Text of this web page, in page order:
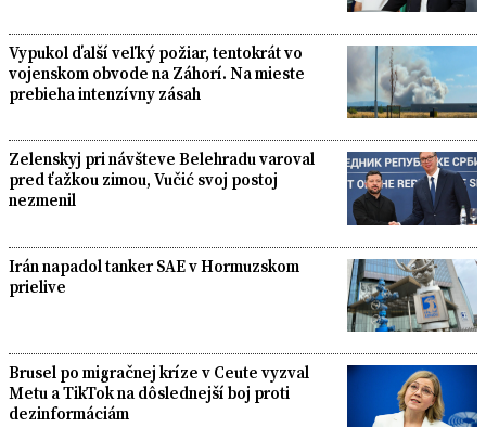
Vypukol ďalší veľký požiar, tentokrát vo
vojenskom obvode na Záhorí. Na mieste
prebieha intenzívny zásah
Zelenskyj pri návšteve Belehradu varoval
pred ťažkou zimou, Vučić svoj postoj
nezmenil
Irán napadol tanker SAE v Hormuzskom
prielive
Brusel po migračnej kríze v Ceute vyzval
Metu a TikTok na dôslednejší boj proti
dezinformáciám